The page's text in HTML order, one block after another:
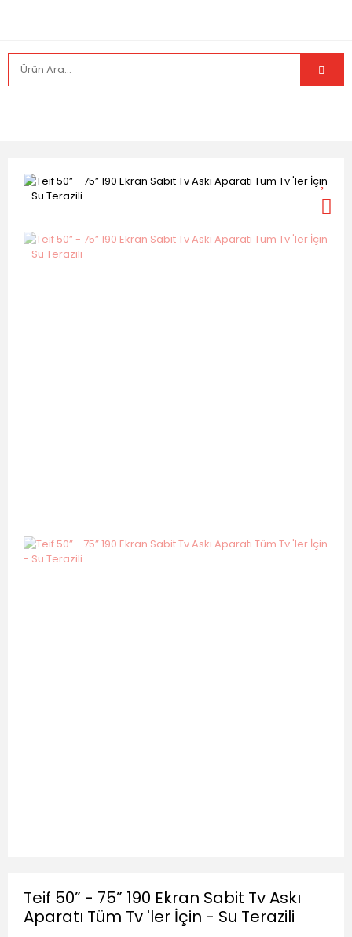
Teif 50” - 75” 190 Ekran Sabit Tv Askı
Aparatı Tüm Tv 'ler İçin - Su Terazili